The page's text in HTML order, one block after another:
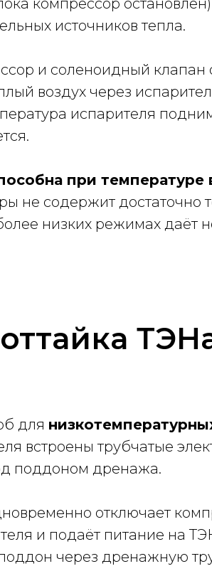
компрессор
источников тепла.
и соленоидный
воздух через
испарителя
при температуре
не содержит достаточно
низких режимах даёт
для
встроены трубчатые
поддоном дренажа.
отключает
и подаёт питание на
через дренажную